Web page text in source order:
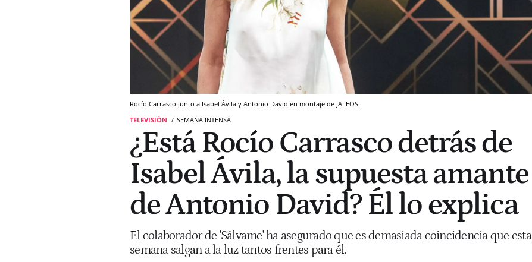
Rocío Carrasco junto a Isabel Ávila y Antonio David en montaje de JALEOS.
TELEVISIÓN
SEMANA INTENSA
¿Está Rocío Carrasco detrás de
Isabel Ávila, la supuesta amante
de Antonio David? Él lo explica
El colaborador de 'Sálvame' ha asegurado que es demasiada coincidencia que esta
semana salgan a la luz tantos frentes para él.